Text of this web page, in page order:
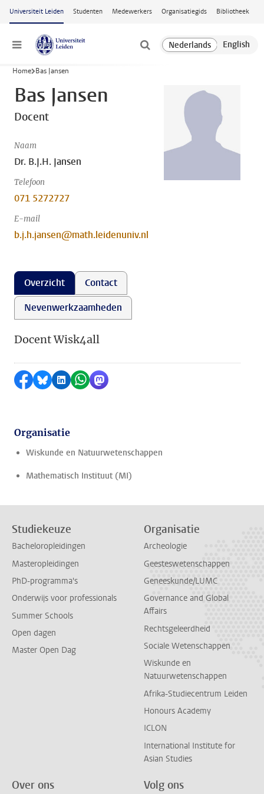
Ga naar hoofdinhoud
Universiteit Leiden Studenten Medewerkers Organisatiegids Bibliotheek
Menu
Home Bas Jansen
Bas Jansen
Docent
Naam
Dr. B.J.H. Jansen
Telefoon
071 5272727
E-mail
b.j.h.jansen@math.leidenuniv.nl
Overzicht
Contact
Nevenwerkzaamheden
Docent Wisk4all
Delen op Facebook
Delen via Bluesky
Delen op LinkedIn
Delen via WhatsApp
Delen via Mastodon
Organisatie
Wiskunde en Natuurwetenschappen
Mathematisch Instituut (MI)
Studiekeuze
Bacheloropleidingen
Masteropleidingen
PhD-programma's
Onderwijs voor professionals
Summer Schools
Open dagen
Master Open Dag
Organisatie
Archeologie
Geesteswetenschappen
Geneeskunde/LUMC
Governance and Global
Affairs
Rechtsgeleerdheid
Sociale Wetenschappen
Wiskunde en
Natuurwetenschappen
Afrika-Studiecentrum Leiden
Honours Academy
ICLON
International Institute for
Asian Studies
Over ons Volg ons